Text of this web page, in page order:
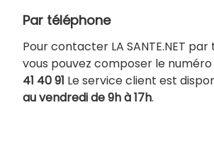
Par téléphone
Pour contacter LA SANTE.NET
vous pouvez composer le numéro
41 40 91 Le service client est
au vendredi de 9h à 17h.